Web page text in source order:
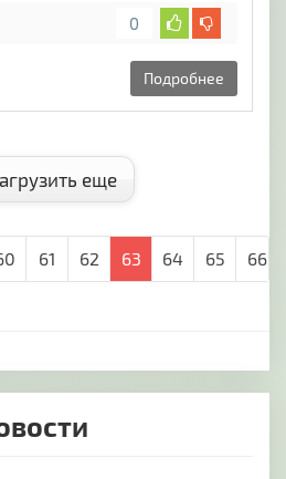
0
Подробнее
еще
61 62 63 64 65 66